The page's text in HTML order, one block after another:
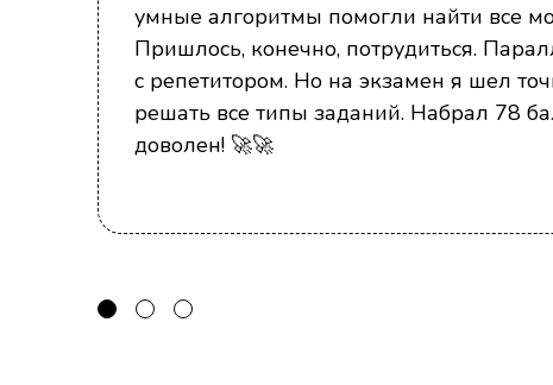
умные алгоритмы помогли найти все
Пришлось, конечно, потрудиться.
с репетитором. Но на экзамен я шел
решать все типы заданий. Набрал 78
доволен! 🚀🚀